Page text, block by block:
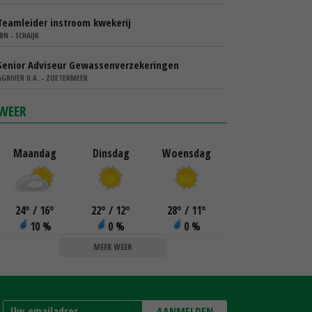
instroom kwekerij
- SCHAIJK
Adviseur Gewassenverzekeringen
U.A. - ZOETERMEER
Maandag
24° / 16°
10 %
Dinsdag
22° / 12°
0 %
Woensdag
28° / 11°
0 %
MEER WEER